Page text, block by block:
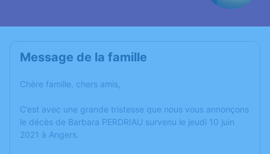
Message de la famille
Chère famille, chers amis,
C’est avec une grande tristesse que nous vous annonçons
le décès de Barbara PERDRIAU survenu le jeudi 10 juin
2021 à Angers.